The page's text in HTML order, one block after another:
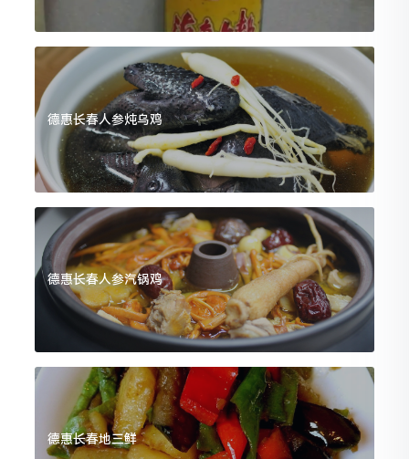
德惠长春人参炖乌鸡
德惠长春人参汽锅鸡
德惠长春地三鲜